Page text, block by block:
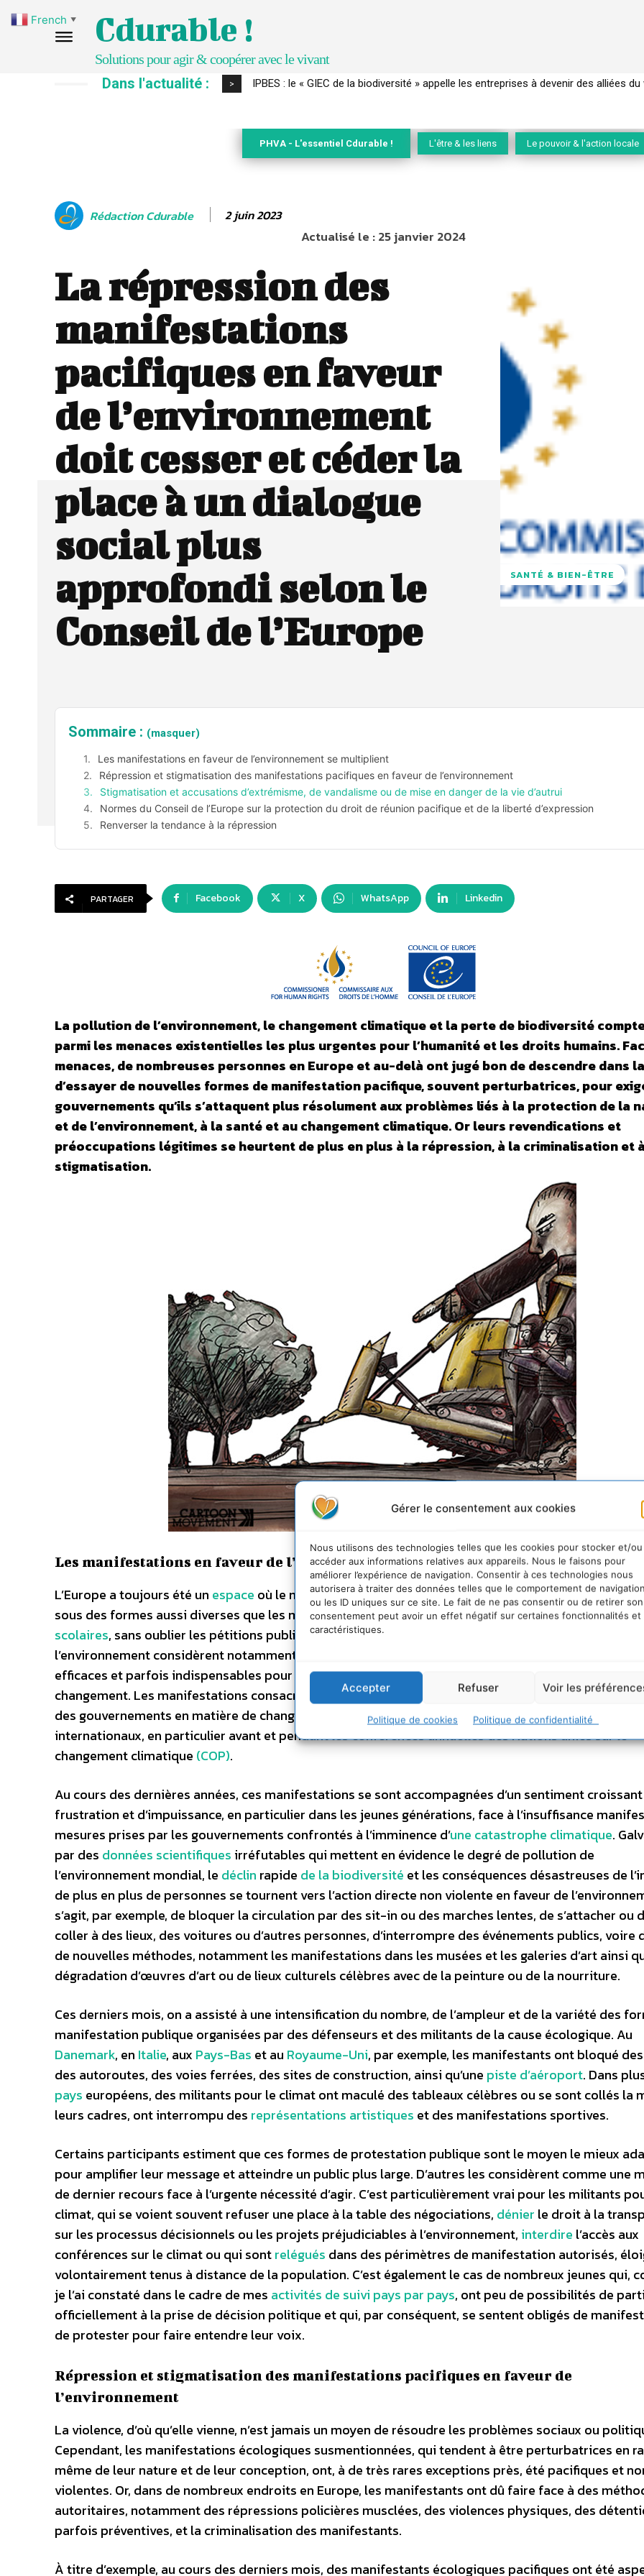
Gérer le consentement aux cookies
Nous utilisons des technologies telles que les cookies pour stocker et/ou
accéder aux informations relatives aux appareils. Nous le faisons pour
améliorer l’expérience de navigation. Consentir à ces technologies nous
autorisera à traiter des données telles que le comportement de navigation
ou les ID uniques sur ce site. Le fait de ne pas consentir ou de retirer son
consentement peut avoir un effet négatif sur certaines fonctionnalités et
caractéristiques.
Accepter Refuser Voir les
Politique de cookies Politique de confidentialité
Cdurable !
Solutions pour agir & coopérer avec le vivant
Dans l'actualité : > IPBES : le « GIEC de la biodiversité » appelle les entreprises à devenir des alliées du
Comment le sol français a perdu sa mémoire hydrique et déréglé tout le territoire
PHVA - L'essentiel Cdurable ! L'être & les liens Le pouvoir & l'action locale
Rédaction Cdurable 2 juin 2023
Actualisé le :25 janvier 2024
La répression des
manifestations
pacifiques en faveur
de l’environnement
doit cesser et céder la
place à un dialogue
social plus
approfondi selon le
Conseil de l’Europe
SANTÉ & BIEN-ÊTRE
Sommaire : (masquer)
Les manifestations en faveur de l’environnement se multiplient
Répression et stigmatisation des manifestations pacifiques en faveur de l’environnement
Stigmatisation et accusations d’extrémisme, de vandalisme ou de mise en danger de la vie d’autrui
Normes du Conseil de l’Europe sur la protection du droit de réunion pacifique et de la liberté d’expression
Renverser la tendance à la répression
PARTAGER Facebook X WhatsApp Linkedin
La pollution de l’environnement, le changement climatique et la perte de biodiversité
parmi les menaces existentielles les plus urgentes pour l’humanité et les droits humains.
menaces, de nombreuses personnes en Europe et au-delà ont jugé bon de descendre dans
d’essayer de nouvelles formes de manifestation pacifique, souvent perturbatrices, pour
gouvernements qu’ils s’attaquent plus résolument aux problèmes liés à la protection de la
et de l’environnement, à la santé et au changement climatique. Or leurs revendications et
préoccupations légitimes se heurtent de plus en plus à la répression, à la criminalisation et
stigmatisation.
Les manifestations en faveur de l’environnement se multiplient
L’Europe a toujours été un espace où le militantisme écologique et l’action climatique ont pu
sous des formes aussi diverses que les manifestations publiques, les marches, les sit-in et lesgrèves
scolaires, sans oublier les pétitions publiques, les boycotts et les
l’environnement considèrent notamment que les manifestations publiques sont l’un des outils les
efficaces et parfois indispensables pour sensibiliser l’opinion publique dans l’espoir de provoquer un
changement. Les manifestations consacrées aux questions environnementales ou dirigées contre
des gouvernements en matière de changement climatique font régulièrement la une des journaux
internationaux, en particulier avant et pendant les conférences annuelles des Nations unies sur le
changement climatique (COP).
Au cours des dernières années, ces manifestations se sont accompagnées d’un sentiment
frustration et d’impuissance, en particulier dans les jeunes générations, face à l’insuffisance
mesures prises par les gouvernements confrontés à l’imminence d’une catastrophe climatique.
par des données scientifiques irréfutables qui mettent en évidence le degré de pollution de
l’environnement mondial, le déclin rapide de la biodiversité etles conséquences désastreuses de
de plus en plus de personnes se tournent vers l’action directe non violente en faveur de
s’agit, par exemple, de bloquer la circulation par des sit-in ou des marches lentes, de s’attacher ou
coller à des lieux, des voitures ou d’autres personnes, d’interrompre des événements publics, voire
de nouvelles méthodes, notamment les manifestations dans les musées et les galeries d’art ainsi
dégradation d’œuvres d’art ou de lieux culturels célèbres avec de la peinture ou de la nourriture.
Ces derniers mois, on a assisté à une intensification du nombre, de l’ampleur et de la variété des
manifestation publique organisées par des défenseurs et des militants de la cause écologique. Au
Danemark, en Italie, aux Pays-Bas et au Royaume-Uni, par exemple, les manifestants ont bloqué
des autoroutes, des voies ferrées, des sites de construction, ainsi qu’une piste d’aéroport. Dans
pays européens, des militants pour le climat ont maculé des tableaux célèbres ou se sont collés la
leurs cadres, ont interrompu des représentations artistiques et des manifestations sportives.
Certains participants estiment que ces formes de protestation publique sont le moyen le mieux
pour amplifier leur message et atteindre un public plus large. D’autres les considèrent comme une
de dernier recours face à l’urgente nécessité d’agir. C’est particulièrement vrai pour les militants
climat, qui se voient souvent refuser une place à la table des négociations, dénier le droit à la
sur les processus décisionnels ou les projets préjudiciables à l’environnement, interdire l’accès aux
conférences sur le climat ou qui sontrelégués dans des périmètres de manifestation autorisés,
volontairement tenus à distance de la population. C’est également le cas de nombreux jeunes qui,
je l’ai constaté dans le cadre de mes activités de suivi pays par pays, ont peu de possibilités de
officiellement à la prise de décision politique et qui, par conséquent, se sentent obligés de
de protester pour faire entendre leur voix.
Répression et stigmatisation des manifestations pacifiques en faveur de
l’environnement
La violence, d’où qu’elle vienne, n’est jamais un moyen de résoudre les problèmes sociaux ou
Cependant, les manifestations écologiques susmentionnées, qui tendent à être perturbatrices en
même de leur nature et de leur conception, ont, à de très rares exceptions près, été pacifiques et
violentes. Or, dans de nombreux endroits en Europe, les manifestants ont dû faire face à des
autoritaires, notamment des répressions policières musclées, des violences physiques, des
parfois préventives, et la criminalisation des manifestants.
À titre d’exemple, au cours des derniers mois, des manifestants écologiques pacifiques ont été
French ▼